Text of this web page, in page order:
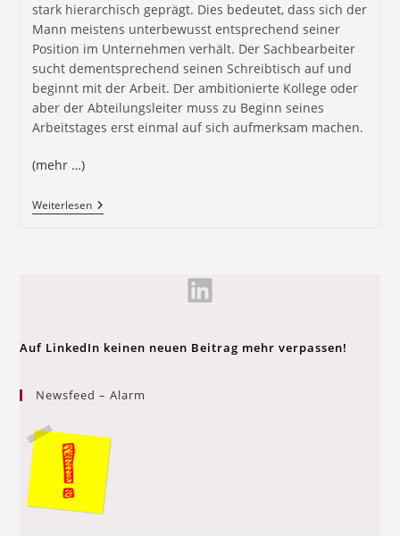
stark hierarchisch geprägt. Dies bedeutet, dass sich der
Mann meistens unterbewusst entsprechend seiner
Position im Unternehmen verhält. Der Sachbearbeiter
sucht dementsprechend seinen Schreibtisch auf und
beginnt mit der Arbeit. Der ambitionierte Kollege oder
aber der Abteilungsleiter muss zu Beginn seines
Arbeitstages erst einmal auf sich aufmerksam machen.
(mehr …)
Weiterlesen
Auf LinkedIn keinen neuen Beitrag mehr verpassen!
Newsfeed – Alarm